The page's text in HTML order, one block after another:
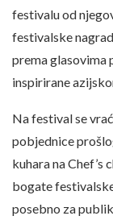
festivalu od
festivalske
prema glasovima
inspirirane
Na festival se
pobjednice
kuhara na Chef’s
bogate
posebno za